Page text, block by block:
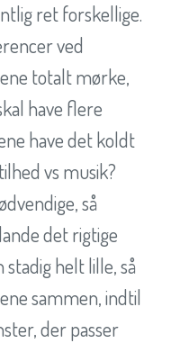
ret forskellige.
ved
totalt mørke,
have flere
have det koldt
vs musik?
så
det rigtige
helt lille, så
sammen, indtil
der passer